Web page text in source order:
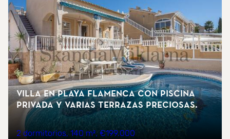
Villa en Playa Flamenca con piscina
privada y varias terrazas preciosas.
2 dormitorios 140 m² €199.000